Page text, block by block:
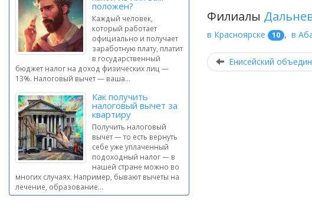
положен?
Каждый человек,
который работает
официально и получает
заработную плату, платит
в государственный
бюджет налог на доход физических лиц —
13%. Налоговый вычет — ваша...
Как получить
налоговый вычет за
квартиру
Получить налоговый
вычет — то есть вернуть
себе уже уплаченный
подоходный налог — в
нашей стране можно во
многих случаях. Например, бывают вычеты на
лечение, образование...
Филиалы
в Красноярске 10 , в
Енисейский